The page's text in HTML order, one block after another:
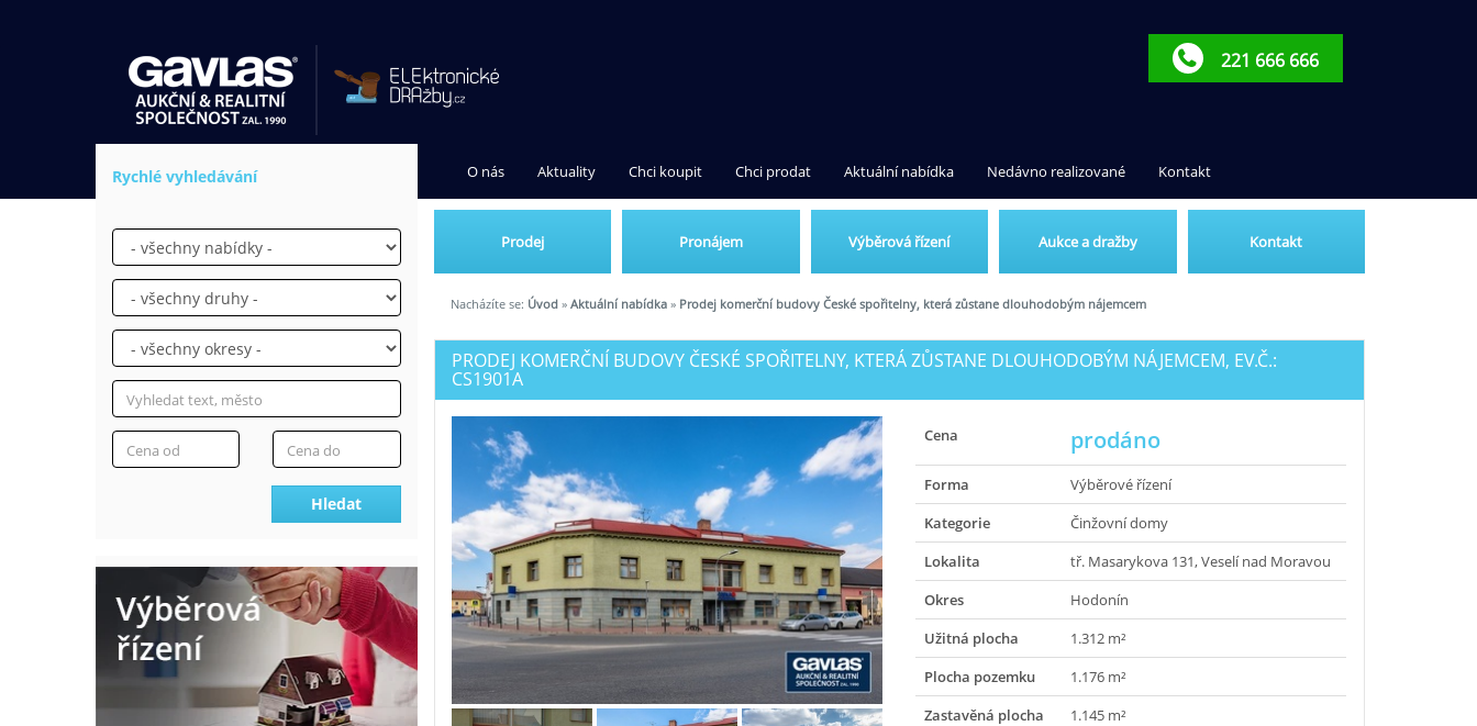
221 666 666
Rychlé vyhledávání
Hledat
O nás Aktuality Chci koupit Chci prodat Aktuální nabídka Nedávno realizované Kontakt
Prodej Pronájem Výběrová řízení Aukce a dražby Kontakt
Nacházíte se: Úvod » Aktuální nabídka » Prodej komerční budovy České spořitelny, která zůstane dlouhodobým nájemcem
PRODEJ KOMERČNÍ BUDOVY ČESKÉ SPOŘITELNY, KTERÁ ZŮSTANE DLOUHODOBÝM NÁJEMCEM, EV.Č.:
CS1901A
Cena prodáno
Forma
Výběrové řízení
Kategorie
Činžovní domy
Lokalita
tř. Masarykova 131, Veselí nad Moravou
Okres
Hodonín
Užitná plocha
1.312 m²
Plocha pozemku
1.176 m²
Zastavěná plocha
1.145 m²